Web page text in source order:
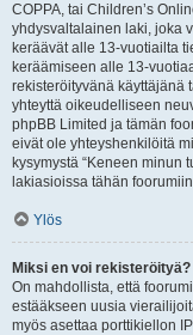
COPPA, tai Children’s
yhdysvaltalainen laki, joka
keräävät alle 13-vuotiailta
keräämiseen alle 13-
rekisteröityvänä käyttäjänä
yhteyttä oikeudelliseen
phpBB Limited ja tämän
eivät ole yhteyshenkilöitä
kysymystä “Keneen minun
lakiasioissa tähän
Ylös
Miksi en voi rekisteröityä?
On mahdollista, että
estääkseen uusia
myös asettaa porttikiellon